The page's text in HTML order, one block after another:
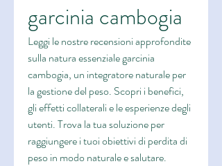
garcinia cambogia
Leggi le nostre recensioni approfondite
sulla natura essenziale garcinia
cambogia, un integratore naturale per
la gestione del peso. Scopri i benefici,
gli effetti collaterali e le esperienze degli
utenti. Trova la tua soluzione per
raggiungere i tuoi obiettivi di perdita di
peso in modo naturale e salutare.